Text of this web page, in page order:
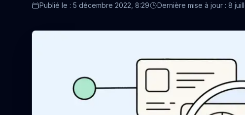
Publié le : 5 décembre 2022, 8:29 Dernière mise à jour : 8